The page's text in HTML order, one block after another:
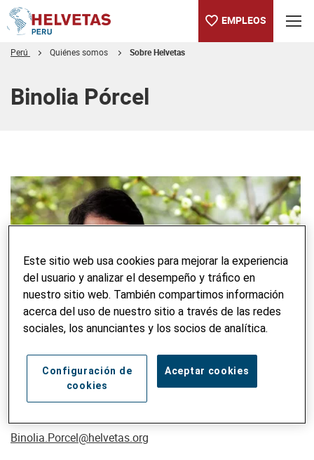
EMPLEOS
Perú Quiénes somos Sobre Helvetas
Binolia Pórcel
Binolia Pórcel
Binolia.Porcel@helvetas.org
Este sitio web usa cookies para mejorar la experiencia
del usuario y analizar el desempeño y tráfico en
nuestro sitio web. También compartimos información
acerca del uso de nuestro sitio a través de las redes
sociales, los anunciantes y los socios de analítica.
Aceptar cookies
Configuración de
cookies